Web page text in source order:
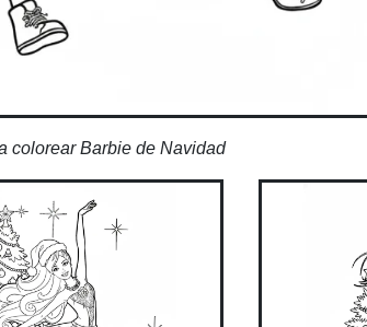
colorear Barbie de Navidad